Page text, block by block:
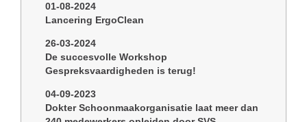
01-08-2024
Lancering ErgoClean
26-03-2024
De succesvolle Workshop
Gespreksvaardigheden is terug!
04-09-2023
Dokter Schoonmaakorganisatie laat meer dan